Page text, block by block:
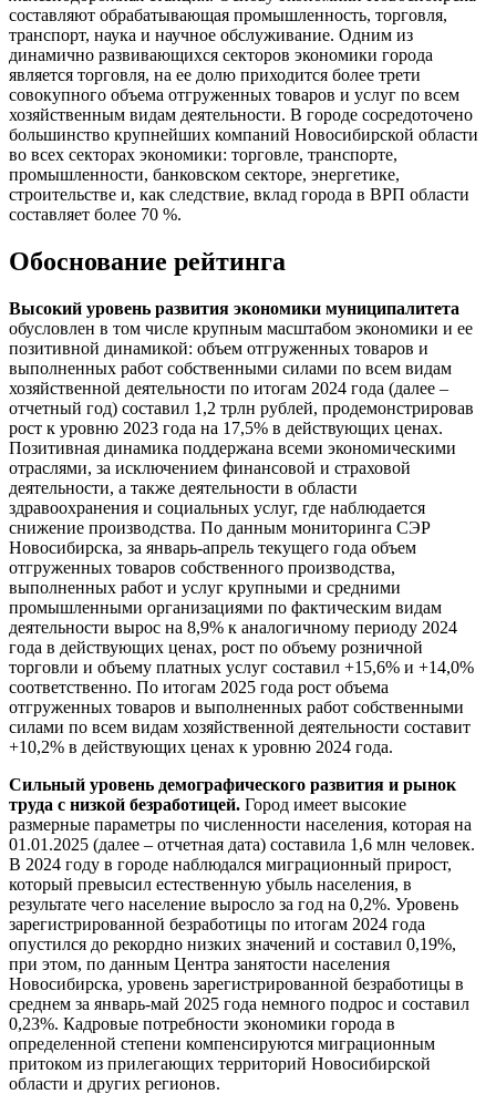
составляют обрабатывающая промышленность, торговля,
транспорт, наука и научное обслуживание. Одним из
динамично развивающихся секторов экономики города
является торговля, на ее долю приходится более трети
совокупного объема отгруженных товаров и услуг по всем
хозяйственным видам деятельности. В городе сосредоточено
большинство крупнейших компаний Новосибирской области
во всех секторах экономики: торговле, транспорте,
промышленности, банковском секторе, энергетике,
строительстве и, как следствие, вклад города в ВРП области
составляет более 70 %.
Обоснование рейтинга
Высокий уровень развития экономики муниципалитета
обусловлен в том числе крупным масштабом экономики и ее
позитивной динамикой: объем отгруженных товаров и
выполненных работ собственными силами по всем видам
хозяйственной деятельности по итогам 2024 года (далее –
отчетный год) составил 1,2 трлн рублей, продемонстрировав
рост к уровню 2023 года на 17,5% в действующих ценах.
Позитивная динамика поддержана всеми экономическими
отраслями, за исключением финансовой и страховой
деятельности, а также деятельности в области
здравоохранения и социальных услуг, где наблюдается
снижение производства. По данным мониторинга СЭР
Новосибирска, за январь-апрель текущего года объем
отгруженных товаров собственного производства,
выполненных работ и услуг крупными и средними
промышленными организациями по фактическим видам
деятельности вырос на 8,9% к аналогичному периоду 2024
года в действующих ценах, рост по объему розничной
торговли и объему платных услуг составил +15,6% и +14,0%
соответственно. По итогам 2025 года рост объема
отгруженных товаров и выполненных работ собственными
силами по всем видам хозяйственной деятельности составит
+10,2% в действующих ценах к уровню 2024 года.
Сильный уровень демографического развития и рынок
труда с низкой безработицей. Город имеет высокие
размерные параметры по численности населения, которая на
01.01.2025 (далее – отчетная дата) составила 1,6 млн человек.
В 2024 году в городе наблюдался миграционный прирост,
который превысил естественную убыль населения, в
результате чего население выросло за год на 0,2%. Уровень
зарегистрированной безработицы по итогам 2024 года
опустился до рекордно низких значений и составил 0,19%,
при этом, по данным Центра занятости населения
Новосибирска, уровень зарегистрированной безработицы в
среднем за январь-май 2025 года немного подрос и составил
0,23%. Кадровые потребности экономики города в
определенной степени компенсируются миграционным
притоком из прилегающих территорий Новосибирской
области и других регионов.